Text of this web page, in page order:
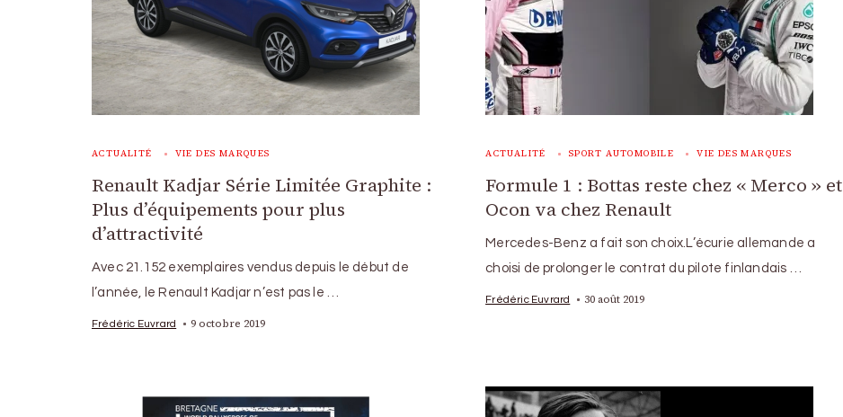
ACTUALITÉ VIE DES MARQUES
Renault Kadjar Série Limitée Graphite :
Plus d’équipements pour plus
d’attractivité
Avec 21.152 exemplaires vendus depuis le début de
l’année, le Renault Kadjar n’est pas le …
Frédéric Euvrard 9 octobre 2019
ACTUALITÉ SPORT AUTOMOBILE VIE DES MARQUES
Formule 1 : Bottas reste chez « Merco » et
Ocon va chez Renault
Mercedes-Benz a fait son choix.L’écurie allemande a
choisi de prolonger le contrat du pilote finlandais …
Frédéric Euvrard 30 août 2019